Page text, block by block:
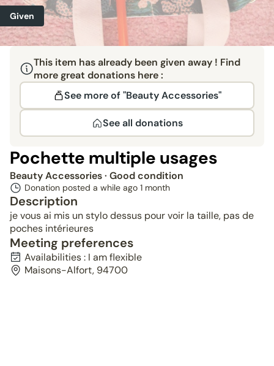
Given
This item has already been given away ! Find
more great donations here :
See more of "Beauty Accessories"
See all donations
Pochette multiple usages
Beauty Accessories· Good condition
Donation posted a while ago 1 month
Description
je vous ai mis un stylo dessus pour voir la taille, pas de
poches intérieures
Meeting preferences
Availabilities : I am flexible
Maisons-Alfort, 94700